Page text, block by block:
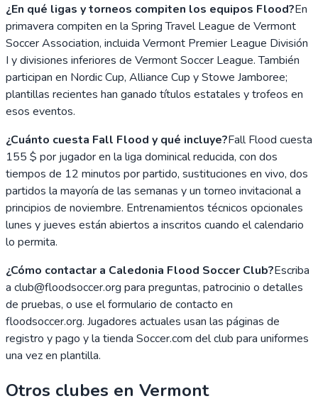
¿En qué ligas y torneos compiten los equipos Flood?En
primavera compiten en la Spring Travel League de Vermont
Soccer Association, incluida Vermont Premier League División
I y divisiones inferiores de Vermont Soccer League. También
participan en Nordic Cup, Alliance Cup y Stowe Jamboree;
plantillas recientes han ganado títulos estatales y trofeos en
esos eventos.
¿Cuánto cuesta Fall Flood y qué incluye?Fall Flood cuesta
155 $ por jugador en la liga dominical reducida, con dos
tiempos de 12 minutos por partido, sustituciones en vivo, dos
partidos la mayoría de las semanas y un torneo invitacional a
principios de noviembre. Entrenamientos técnicos opcionales
lunes y jueves están abiertos a inscritos cuando el calendario
lo permita.
¿Cómo contactar a Caledonia Flood Soccer Club?Escriba
a club@floodsoccer.org para preguntas, patrocinio o detalles
de pruebas, o use el formulario de contacto en
floodsoccer.org. Jugadores actuales usan las páginas de
registro y pago y la tienda Soccer.com del club para uniformes
una vez en plantilla.
Otros clubes en Vermont